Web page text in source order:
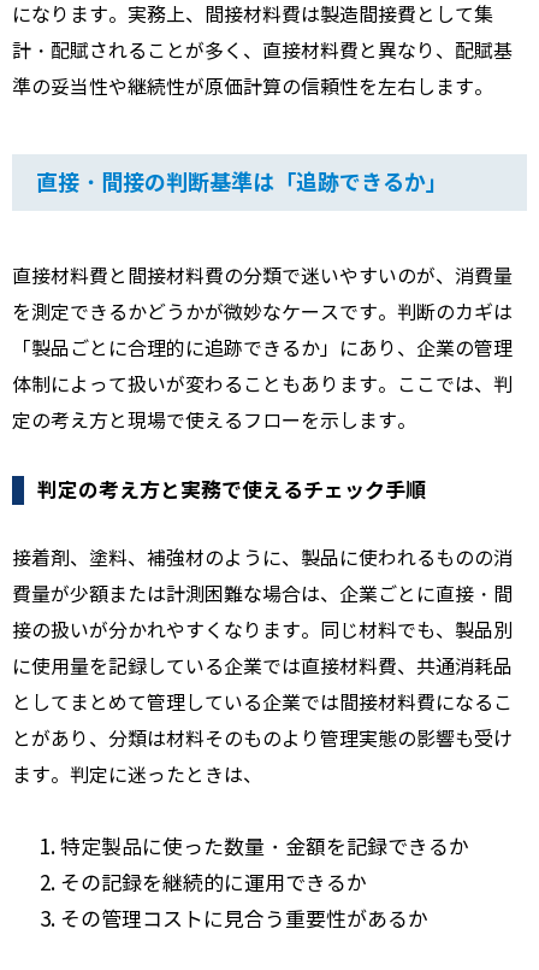
になります。実務上、間接材料費は製造間接費として集
計・配賦されることが多く、直接材料費と異なり、配賦基
準の妥当性や継続性が原価計算の信頼性を左右します。
直接・間接の判断基準は「追跡できるか」
直接材料費と間接材料費の分類で迷いやすいのが、消費量
を測定できるかどうかが微妙なケースです。判断のカギは
「製品ごとに合理的に追跡できるか」にあり、企業の管理
体制によって扱いが変わることもあります。ここでは、判
定の考え方と現場で使えるフローを示します。
判定の考え方と実務で使えるチェック手順
接着剤、塗料、補強材のように、製品に使われるものの消
費量が少額または計測困難な場合は、企業ごとに直接・間
接の扱いが分かれやすくなります。同じ材料でも、製品別
に使用量を記録している企業では直接材料費、共通消耗品
としてまとめて管理している企業では間接材料費になるこ
とがあり、分類は材料そのものより管理実態の影響も受け
ます。判定に迷ったときは、
特定製品に使った数量・金額を記録できるか
その記録を継続的に運用できるか
その管理コストに見合う重要性があるか